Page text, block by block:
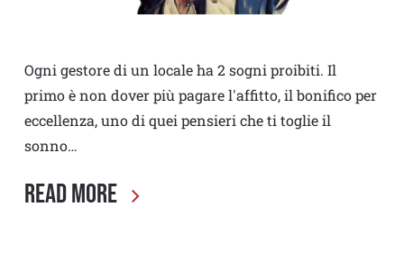
Ogni gestore di un locale ha 2 sogni proibiti. Il
primo è non dover più pagare l'affitto, il bonifico per
eccellenza, uno di quei pensieri che ti toglie il
sonno…
Read More